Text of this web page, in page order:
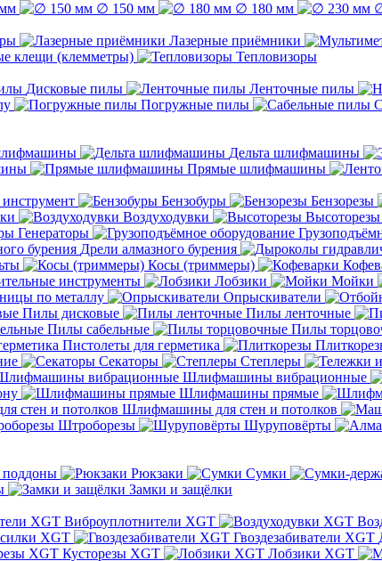
∅ 150 мм ∅ 180 мм
Лазерные приёмники
клещи (клемметры)
Тепловизоры
Дисковые пилы Ленточные пилы
Погружные пилы
Дельта шлифмашины
Прямые шлифмашины
Бензобуры Бензорезы
Воздуходувки Высоторезы
Генераторы
Дрели алмазного бурения
Косы (триммеры)
инструменты Лобзики Мойки
по металлу Опрыскиватели
Пилы дисковые Пилы ленточные
Пилы сабельные Пилы
Пистолеты для герметика
Секаторы Степлеры
Шлифмашины вибрационные
Шлифмашины прямые
Шлифмашины для стен и потолков
Штроборезы Шуруповёрты
Рюкзаки Сумки
Замки и защёлки
Виброуплотнители XGT
XGT Гвоздезабиватели XGT
Кусторезы XGT Лобзики XGT